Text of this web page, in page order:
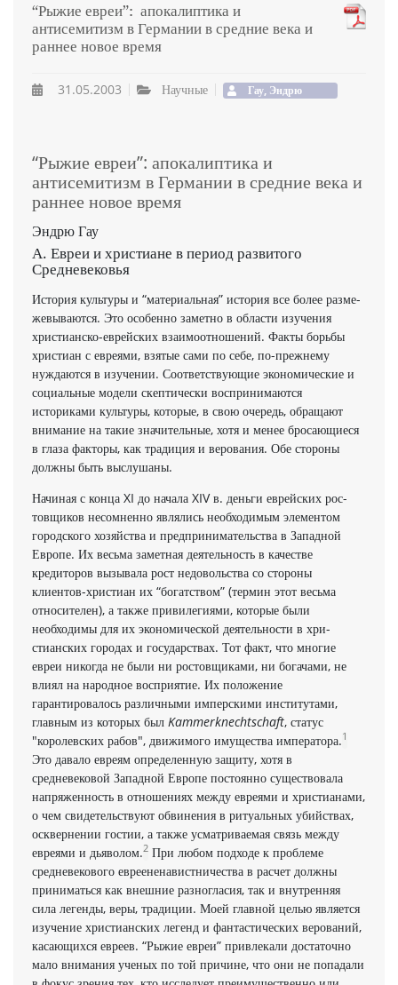
“Рыжие евреи”: апокалиптика и
антисемитизм в Германии в средние века и
раннее новое время
31.05.2003 Научные Гау, Эндрю
“Рыжие евреи”: апокалиптика и
антисемитизм в Германии в средние века и
раннее новое время
Эндрю Гау
А. Евреи и христиане в период развитого
Средневековья
История культуры и “материальная” история все более разме­
жевываются. Это особенно заметно в области изучения
христианско-еврейских взаимоотношений. Факты борьбы
христиан с евреями, взятые сами по себе, по-прежнему
нуждаются в изуче­нии. Соответствующие экономические и
социальные модели скептически воспринимаются
историками культуры, которые, в свою очередь, обращают
внимание на такие значительные, хотя и ме­нее бросающиеся
в глаза факторы, как традиция и верования. Обе сторо­ны
должны быть выслушаны.
Начиная с конца XI до начала XIV в. деньги еврейских рос­
товщиков несомненно являлись необходимым элементом
городс­кого хозяйства и предпринимательства в Западной
Европе. Их весьма заметная деятельность в качестве
кредиторов вызывала рост недовольства со стороны
клиентов-христиан их “богатством” (термин этот весьма
относителен), а также привилегиями, кото­рые были
необходимы для их экономической деятельности в хри­
стианских городах и государствах. Тот факт, что многие
евреи никогда не были ни ростовщиками, ни богачами, не
влиял на народное восприятие. Их положение
гарантировалось различны­ми имперскими институтами,
главным из которых был Kammerknechtschaft, статус
"королевских рабов", движимого имущества императора.1
Это давало евреям определенную защи­ту, хотя в
средневековой Западной Европе постоянно существо­вала
напряженность в отношениях между евреями и христиана­ми,
о чем свидетельствуют обвинения в ритуальных убийствах,
осквернении гостии, а также усматриваемая связь между
евреями и дьяволом.2 При любом подходе к проблеме
средневекового евреененавистничества в расчет должны
приниматься как внешние разногласия, так и внутренняя
сила легенды, веры, традиции. Моей главной целью является
изучение христианских легенд и фантастических верований,
касающихся евреев. “Рыжие евреи” привлекали достаточно
мало внимания ученых по той причине, что они не попадали